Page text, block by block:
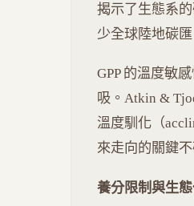
揭示了生態系
少全球陸地碳匯
GPP 的溫度敏
吸。Atkin &
溫度馴化（
來走向的關鍵不
養分限制與生